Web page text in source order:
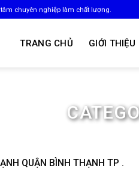
chuyên nghiệp làm chất lượng.
TRANG CHỦ GIỚI THIỆU
QUẬN BÌNH THẠNH TP .